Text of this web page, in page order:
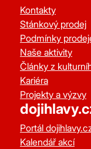
Kontakty
Stánkový prodej
Podmínky
Naše aktivity
Články z
Kariéra
Projekty a výzvy
Portál
Kalendář akcí